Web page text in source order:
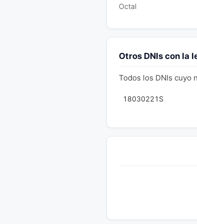
Octal
Otros DNIs con la
Todos los DNIs cuyo
18030221S